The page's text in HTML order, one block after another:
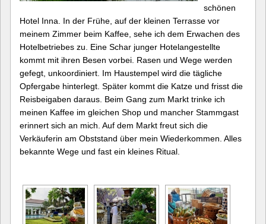
schönen
Hotel Inna. In der Frühe, auf der kleinen Terrasse vor
meinem Zimmer beim Kaffee, sehe ich dem Erwachen des
Hotelbetriebes zu. Eine Schar junger Hotelangestellte
kommt mit ihren Besen vorbei. Rasen und Wege werden
gefegt, unkoordiniert. Im Haustempel wird die tägliche
Opfergabe hinterlegt. Später kommt die Katze und frisst die
Reisbeigaben daraus. Beim Gang zum Markt trinke ich
meinen Kaffee im gleichen Shop und mancher Stammgast
erinnert sich an mich. Auf dem Markt freut sich die
Verkäuferin am Obststand über mein Wiederkommen. Alles
bekannte Wege und fast ein kleines Ritual.